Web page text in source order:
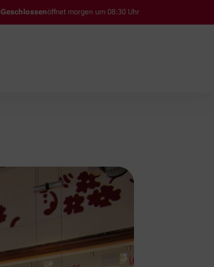
Geschlossenöffnet morgen um 08:30 Uhr